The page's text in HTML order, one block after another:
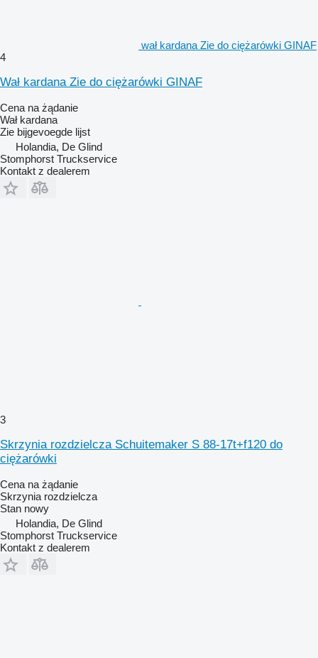
wał kardana Zie do ciężarówki GINAF
4
Wał kardana Zie do ciężarówki GINAF
Cena na żądanie
Wał kardana
Zie bijgevoegde lijst
Holandia, De Glind
Stomphorst Truckservice
Kontakt z dealerem
3
Skrzynia rozdzielcza Schuitemaker S 88-17t+f120 do
ciężarówki
Cena na żądanie
Skrzynia rozdzielcza
Stan nowy
Holandia, De Glind
Stomphorst Truckservice
Kontakt z dealerem